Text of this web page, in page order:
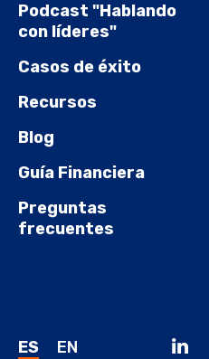
Podcast "Hablando
con líderes"
Casos de éxito
Recursos
Blog
Guía Financiera
Preguntas
frecuentes
ES EN